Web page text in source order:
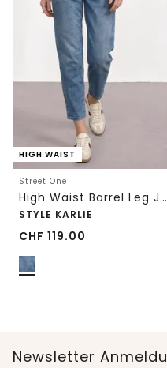
HIGH WAIST
Street One
High Waist Barrel Leg Jeans im Loose Fit
STYLE KARLIE
CHF 119.00
Newsletter